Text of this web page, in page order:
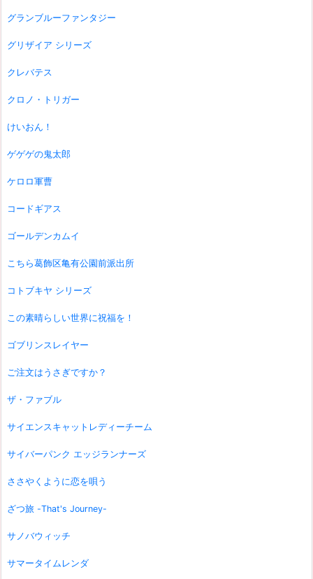
グランブルーファンタジー
グリザイア シリーズ
クレバテス
クロノ・トリガー
けいおん！
ゲゲゲの鬼太郎
ケロロ軍曹
コードギアス
ゴールデンカムイ
こちら葛飾区亀有公園前派出所
コトブキヤ シリーズ
この素晴らしい世界に祝福を！
ゴブリンスレイヤー
ご注文はうさぎですか？
ザ・ファブル
サイエンスキャットレディーチーム
サイバーパンク エッジランナーズ
ささやくように恋を唄う
ざつ旅 -That's Journey-
サノバウィッチ
サマータイムレンダ